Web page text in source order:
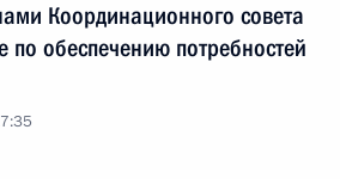
Координационного совета
по обеспечению потребностей